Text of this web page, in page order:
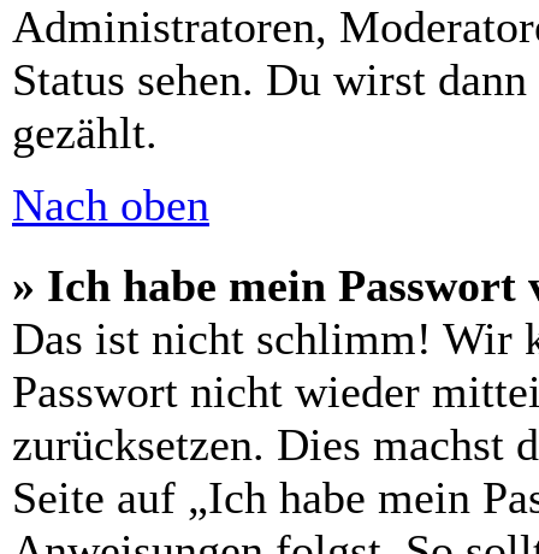
Administratoren,
Status sehen. Du wirst
gezählt.
Nach oben
» Ich habe mein Passwort
Das ist nicht schlimm! Wir
Passwort nicht wieder
zurücksetzen. Dies machst
Seite auf „Ich habe mein